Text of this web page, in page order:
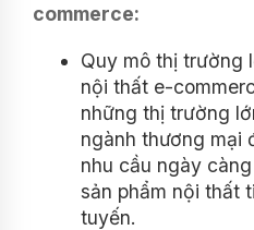
commerce:
Quy mô thị trường
nội thất e-
những thị trường
ngành thương mại
nhu cầu ngày
sản phẩm nội thất
tuyến.